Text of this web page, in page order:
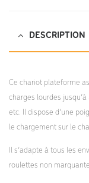
DESCRIPTION
Ce chariot plateforme
charges lourdes
etc. Il dispose d’une
le chargement sur le
Il s’adapte à tous les
roulettes non